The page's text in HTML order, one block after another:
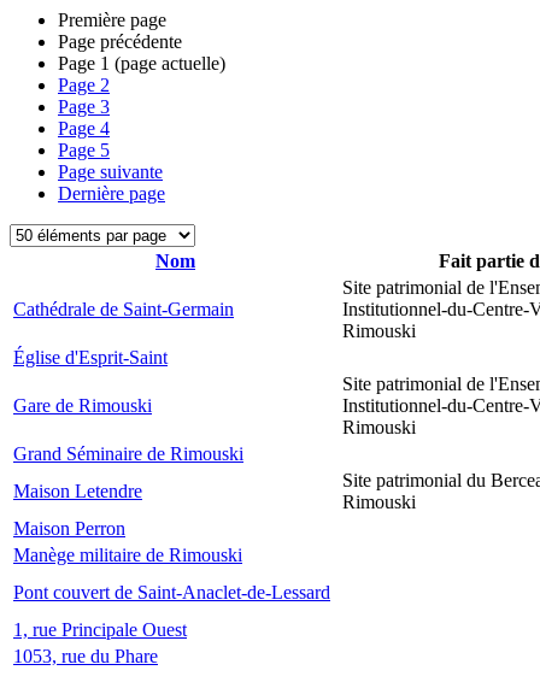
Première page
Page précédente
Page 1 (page actuelle)
Page 2
Page 3
Page 4
Page 5
Page suivante
Dernière page
Nom Fait partie
Cathédrale de Saint-Germain
Site patrimonial de
Institutionnel-du-Centre-
Rimouski
Église d'Esprit-Saint
Gare de Rimouski
Site patrimonial de
Institutionnel-du-Centre-
Rimouski
Grand Séminaire de Rimouski
Maison Letendre
Site patrimonial du
Rimouski
Maison Perron
Manège militaire de Rimouski
Pont couvert de Saint-Anaclet-de-Lessard
1, rue Principale Ouest
1053, rue du Phare